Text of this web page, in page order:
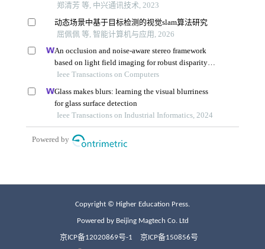
Copyright © Higher Education Press.
Powered by Beijing Magtech Co. Ltd
京ICP备12020869号-1 京ICP备150856号